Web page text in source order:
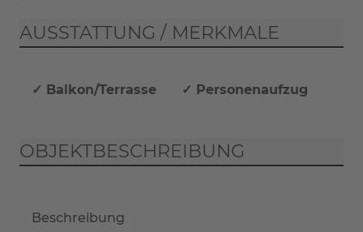
AUSSTATTUNG / MERKMALE
✓ Balkon/Terrasse ✓ Personenaufzug
OBJEKTBESCHREIBUNG
Beschreibung